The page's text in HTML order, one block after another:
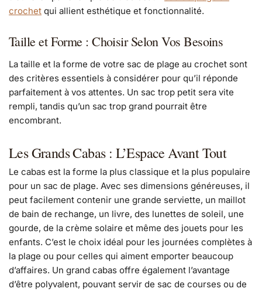
crochet qui allient esthétique et fonctionnalité.
Taille et Forme : Choisir Selon Vos Besoins
La taille et la forme de votre sac de plage au crochet sont
des critères essentiels à considérer pour qu’il réponde
parfaitement à vos attentes. Un sac trop petit sera vite
rempli, tandis qu’un sac trop grand pourrait être
encombrant.
Les Grands Cabas : L’Espace Avant Tout
Le cabas est la forme la plus classique et la plus populaire
pour un sac de plage. Avec ses dimensions généreuses, il
peut facilement contenir une grande serviette, un maillot
de bain de rechange, un livre, des lunettes de soleil, une
gourde, de la crème solaire et même des jouets pour les
enfants. C’est le choix idéal pour les journées complètes à
la plage ou pour celles qui aiment emporter beaucoup
d’affaires. Un grand cabas offre également l’avantage
d’être polyvalent, pouvant servir de sac de courses ou de